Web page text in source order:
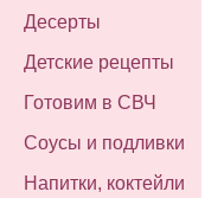
Десерты
Детские рецепты
Готовим в СВЧ
Соусы и подливки
Напитки, коктейли